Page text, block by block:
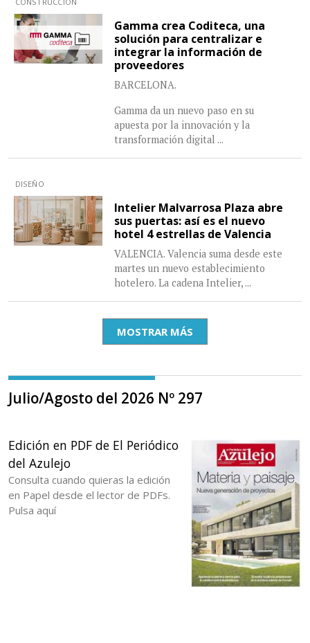
Gamma crea Coditeca, una
solución para centralizar e
integrar la información de
proveedores
BARCELONA.
Gamma da un nuevo paso en su
apuesta por la innovación y la
transformación digital ...
DISEÑO
Intelier Malvarrosa Plaza abre
sus puertas: así es el nuevo
hotel 4 estrellas de Valencia
VALENCIA. Valencia suma desde este
martes un nuevo establecimiento
hotelero. La cadena Intelier, ...
MOSTRAR MÁS
Julio/Agosto del 2026 Nº 297
Edición en PDF de El Periódico
del Azulejo
Consulta cuando quieras la edición
en Papel desde el lector de PDFs.
Pulsa aquí